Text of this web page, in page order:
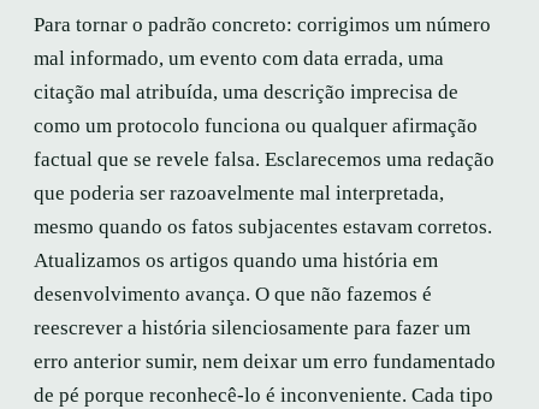
Para tornar o padrão concreto: corrigimos um número
mal informado, um evento com data errada, uma
citação mal atribuída, uma descrição imprecisa de
como um protocolo funciona ou qualquer afirmação
factual que se revele falsa. Esclarecemos uma redação
que poderia ser razoavelmente mal interpretada,
mesmo quando os fatos subjacentes estavam corretos.
Atualizamos os artigos quando uma história em
desenvolvimento avança. O que não fazemos é
reescrever a história silenciosamente para fazer um
erro anterior sumir, nem deixar um erro fundamentado
de pé porque reconhecê-lo é inconveniente. Cada tipo